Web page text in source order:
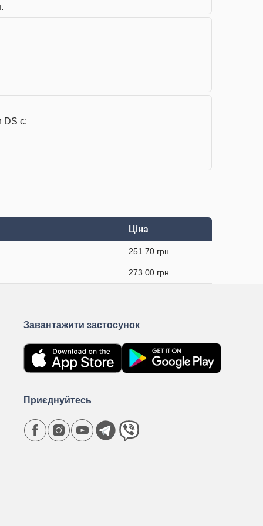
DS є:
Ціна
251.70 грн
273.00 грн
Завантажити застосунок
Приєднуйтесь